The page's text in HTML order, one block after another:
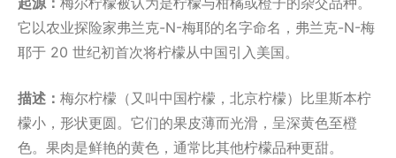
它以农业探险家弗兰克-N-梅耶的名字命名，弗兰克-N-梅
耶于 20 世纪初首次将柠檬从中国引入美国。
描述： 梅尔柠檬（又叫中国柠檬，北京柠檬）比里斯本柠
檬小，形状更圆。它们的果皮薄而光滑，呈深黄色至橙
色。果肉是鲜艳的黄色，通常比其他柠檬品种更甜。